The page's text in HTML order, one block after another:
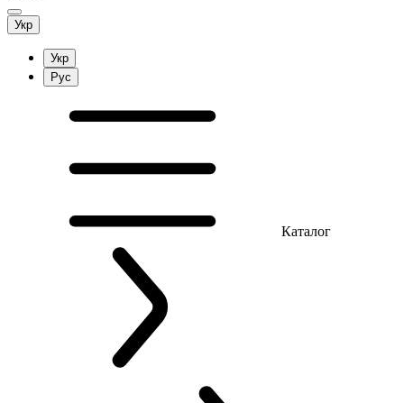
Укр
Укр
Рус
Каталог